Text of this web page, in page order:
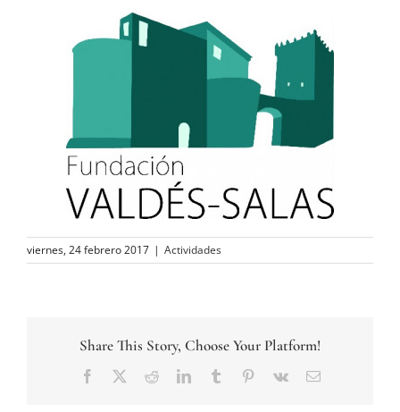
viernes, 24 febrero 2017 | Actividades
Share This Story, Choose Your Platform!
Facebook
TwitterRedditLinkedInTumblr Pinterest
Vk
Correo